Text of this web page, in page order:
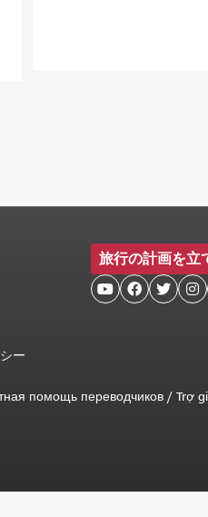
ー
旅行の計画を立
   
помощь переводчиков / Trợ